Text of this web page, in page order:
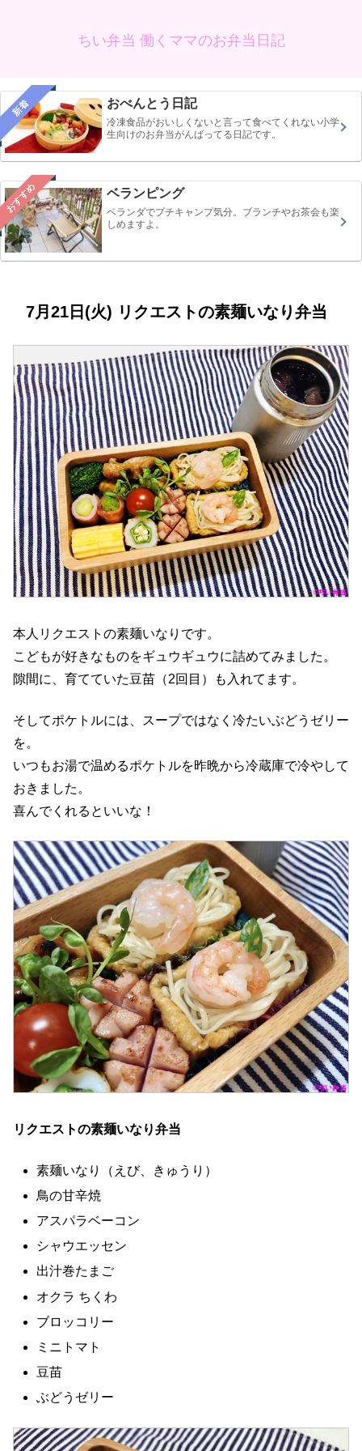
ちい弁当 働くママのお弁当日記
新着 おべんとう日記
冷凍食品がおいしくないと言って食べてくれない小学
生向けのお弁当がんばってる日記です。
おすすめ ベランピング
ベランダでプチキャンプ気分。ブランチやお茶会も楽
しめますよ。
7月21日(火) リクエストの素麺いなり弁当
本人リクエストの素麺いなりです。
こどもが好きなものをギュウギュウに詰めてみました。
隙間に、育てていた豆苗（2回目）も入れてます。
そしてポケトルには、スープではなく冷たいぶどうゼリー
を。
いつもお湯で温めるポケトルを昨晩から冷蔵庫で冷やして
おきました。
喜んでくれるといいな！
リクエストの素麺いなり弁当
素麺いなり（えび、きゅうり）
鳥の甘辛焼
アスパラベーコン
シャウエッセン
出汁巻たまご
オクラ ちくわ
ブロッコリー
ミニトマト
豆苗
ぶどうゼリー